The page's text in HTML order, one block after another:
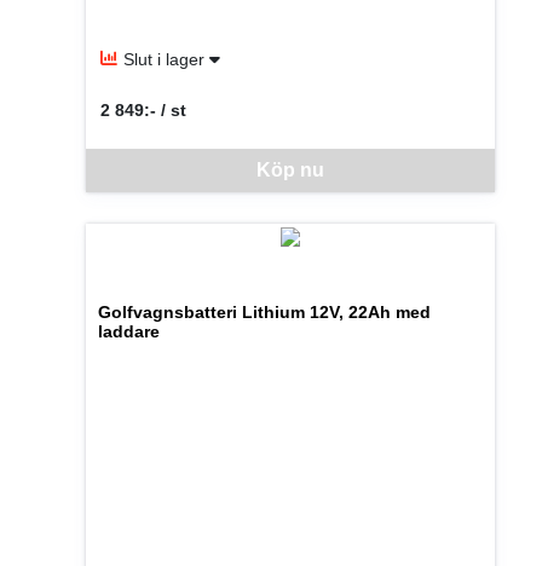
Slut i lager
Denna vara går inte att beställa via webben just nu,
Köp nu
2 849:- / st
SEK per ST
Golfvagnsbatteri Lithium 12V, 22Ah med
laddare